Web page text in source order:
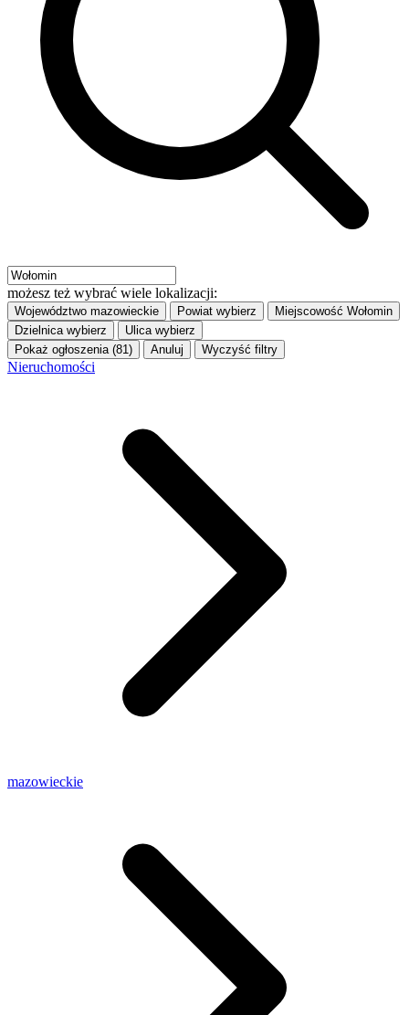
możesz też wybrać wiele lokalizacji:
Województwo mazowieckie Powiat wybierz Miejscowość Wołomin
Dzielnica wybierz Ulica wybierz
Pokaż ogłoszenia (81)
Anuluj Wyczyść filtry
Nieruchomości
mazowieckie